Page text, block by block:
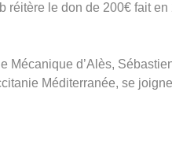
le don de 200€ fait
d’Alès,
Méditerranée, se